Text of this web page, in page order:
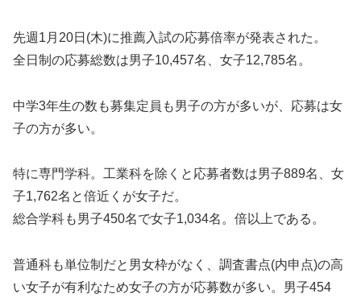
先週1月20日(木)に推薦入試の応募倍率が発表された。
全日制の応募総数は男子10,457名、女子12,785名。
中学3年生の数も募集定員も男子の方が多いが、応募は女
子の方が多い。
特に専門学科。工業科を除くと応募者数は男子889名、女
子1,762名と倍近くが女子だ。
総合学科も男子450名で女子1,034名。倍以上である。
普通科も単位制だと男女枠がなく、調査書点(内申点)の高
い女子が有利なため女子の方が応募数が多い。男子454